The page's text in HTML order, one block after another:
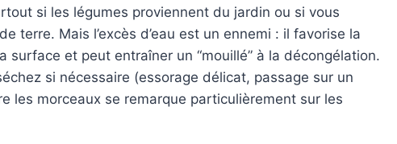
si les légumes proviennent du jardin ou si vous
terre. Mais l’excès d’eau est un ennemi : il favorise la
surface et peut entraîner un “mouillé” à la décongélation.
si nécessaire (essorage délicat, passage sur un
les morceaux se remarque particulièrement sur les